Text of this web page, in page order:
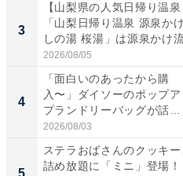
3
【山梨県の人気日帰り温泉
「山梨日帰り温泉 源泉か
しの湯 桜湯」は源泉かけ
2026/08/05
4
「面白いのあったから購
入〜」ダイソーのポップア
プランドリーバッグが話
題。“さま...
2026/08/03
ステラおばさんのクッキー
詰め放題に「ミニ」登場